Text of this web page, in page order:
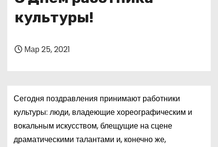
культуры!
Мар 25, 2021
Сегодня поздравления принимают работники
культуры: люди, владеющие хореографическим и
вокальным искусством, блещущие на сцене
драматическими талантами и, конечно же,